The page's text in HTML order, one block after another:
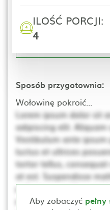
ILOŚĆ PORCJI:
4
Sposób przygotownia:
Wołowinę pokroić...
Lorem ipsum dolor sit
adipiscing elit. Aliquam
Vestibulum ante
luctus et ultrices
tortor tellus,
at est. Suspendisse
pellentesque. Ut non
posuere. Nulla
Aby zobaczyć